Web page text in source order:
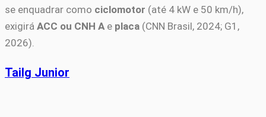
se enquadrar como ciclomotor (até 4 kW e 50 km/h),
exigirá ACC ou CNH Ae placa (CNN Brasil, 2024; G1,
2026).
Tailg Junior